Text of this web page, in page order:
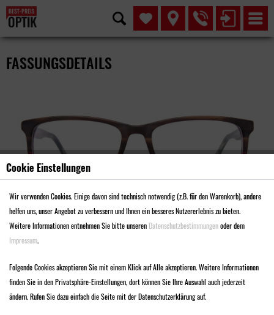
FASSUNGSDETAILS
MODELL MA2531
98,00 €
Cookie Einstellungen
Wir verwenden Cookies. Einige davon sind technisch notwendig (z.B. für den Warenkorb), andere
helfen uns, unser Angebot zu verbessern und Ihnen ein besseres Nutzererlebnis zu bieten.
Weitere Informationen entnehmen Sie bitte unseren Datenschutzbestimmungenoder dem
Impressum.
Folgende Cookies akzeptieren Sie mit einem Klick auf Alle akzeptieren. Weitere Informationen
finden Sie in den Privatsphäre-Einstellungen, dort können Sie Ihre Auswahl auch jederzeit
ändern. Rufen Sie dazu einfach die Seite mit der Datenschutzerklärung auf.